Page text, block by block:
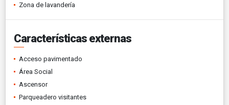
Zona de lavandería
Características externas
Acceso pavimentado
Área Social
Ascensor
Parqueadero visitantes